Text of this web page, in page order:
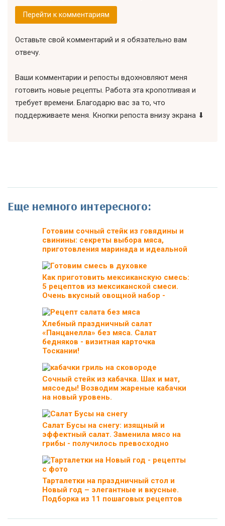
Перейти к комментариям
Оставьте свой комментарий и я обязательно вам
отвечу.
Ваши комментарии и репосты вдохновляют меня
готовить новые рецепты. Работа эта кропотливая и
требует времени. Благодарю вас за то, что
поддерживаете меня. Кнопки репоста внизу экрана ⬇
Еще немного интересного:
Готовим сочный стейк из говядины и
свинины: секреты выбора мяса,
приготовления маринада и идеальной
Как приготовить мексиканскую смесь:
5 рецептов из мексиканской смеси.
Очень вкусный овощной набор -
Хлебный праздничный салат
«Панцанелла» без мяса. Салат
бедняков - визитная карточка
Тоскании!
Сочный стейк из кабачка. Шах и мат,
мясоеды! Возводим жареные кабачки
на новый уровень.
Салат Бусы на снегу: изящный и
эффектный салат. Заменила мясо на
грибы - получилось превосходно
Тарталетки на праздничный стол и
Новый год – элегантные и вкусные.
Подборка из 11 пошаговых рецептов